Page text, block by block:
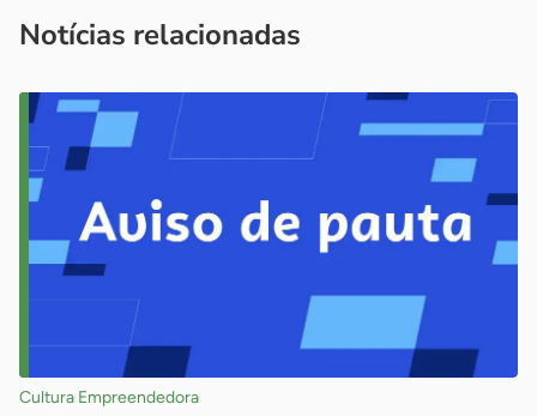
Notícias relacionadas
Cultura Empreendedora